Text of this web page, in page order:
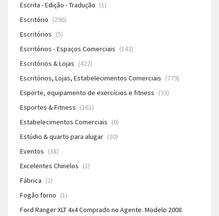
Escrita - Edição - Tradução (1)
Escritório (296)
Escritórios (5)
Escritórios - Espaços Comerciais (142)
Escritórios & Lojas (422)
Escritórios, Lojas, Estabelecimentos Comerciais (779)
Esporte, equipamento de exercícios e fitness (33)
Esportes & Fitness (161)
Estabelecimentos Comerciais (0)
Estúdio & quarto para alugar (20)
Eventos (38)
Excelentes Chinelos (1)
Fábrica (2)
Fogão forno (1)
Ford Ranger XLT 4x4 Comprado no Agente. Modelo 2008.